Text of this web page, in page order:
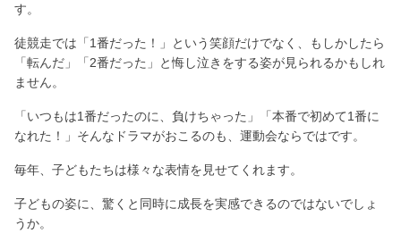
す。
徒競走では「1番だった！」という笑顔だけでなく、もしかしたら
「転んだ」「2番だった」と悔し泣きをする姿が見られるかもしれ
ません。
「いつもは1番だったのに、負けちゃった」「本番で初めて1番に
なれた！」そんなドラマがおこるのも、運動会ならではです。
毎年、子どもたちは様々な表情を見せてくれます。
子どもの姿に、驚くと同時に成長を実感できるのではないでしょ
うか。